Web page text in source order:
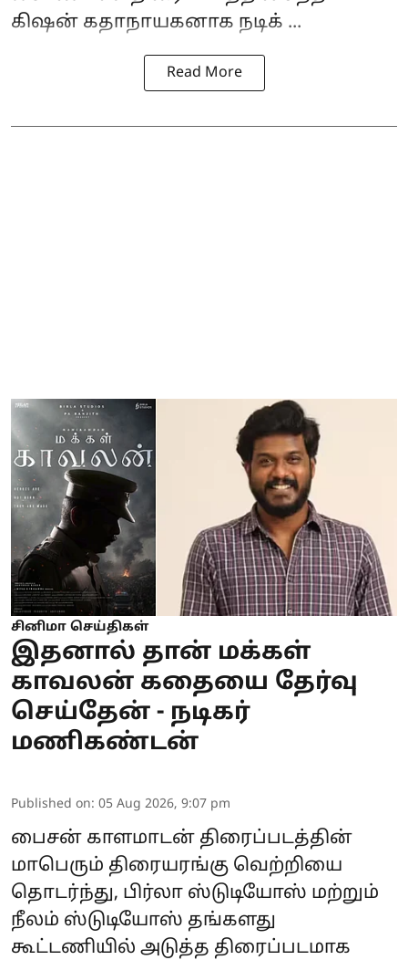
கிஷன் கதாநாயகனாக நடிக் ...
Read More
சினிமா செய்திகள்
இதனால் தான் மக்கள்
காவலன் கதையை தேர்வு
செய்தேன் - நடிகர்
மணிகண்டன்
Published on: 05 Aug 2026, 9:07 pm
பைசன் காளமாடன் திரைப்படத்தின்
மாபெரும் திரையரங்கு வெற்றியை
தொடர்ந்து, பிர்லா ஸ்டுடியோஸ் மற்றும்
நீலம் ஸ்டுடியோஸ் தங்களது
கூட்டணியில் அடுத்த திரைப்படமாக